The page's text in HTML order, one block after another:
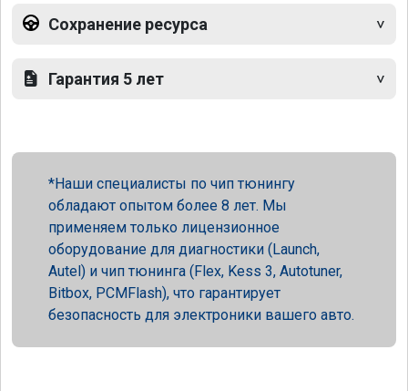
Сохранение ресурса
Гарантия 5 лет
Наши специалисты по чип тюнингу
обладают опытом более 8 лет. Мы
применяем только лицензионное
оборудование для диагностики (Launch,
Autel) и чип тюнинга (Flex, Kess 3, Autotuner,
Bitbox, PCMFlash), что гарантирует
безопасность для электроники вашего авто.